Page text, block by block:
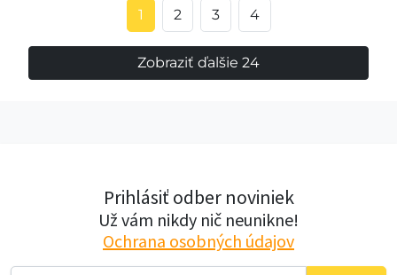
1 2 3 4
Zobraziť ďalšie 24
Prihlásiť odber noviniek
Už vám nikdy nič neunikne!
Ochrana osobných údajov